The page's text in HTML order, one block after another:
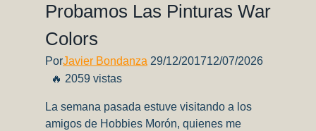
Modelismo
Probamos Las Pinturas War
Colors
PorJavier Bondanza 29/12/201712/07/2026
🔥 2059 vistas
La semana pasada estuve visitando a los
amigos de Hobbies Morón, quienes me